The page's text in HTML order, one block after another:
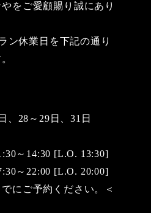
をご愛顧賜り誠にあり
ン休業日を下記の通り
、28～29日、31日
～14:30 [L.O. 13:30]
～22:00 [L.O. 20:00]
にご予約ください。＜